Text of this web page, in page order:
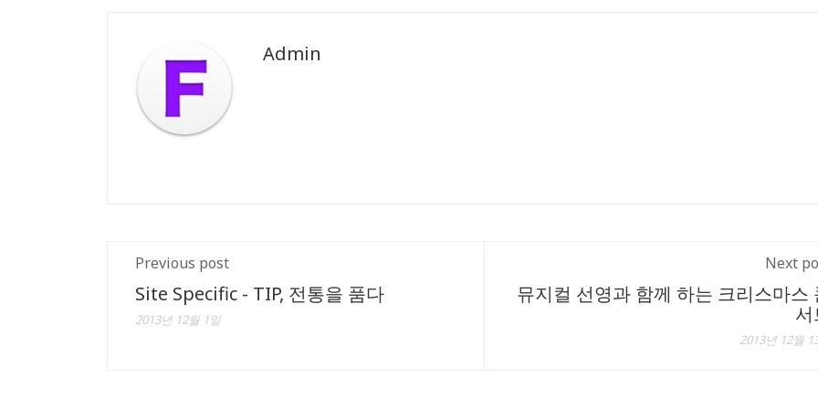
Admin
Previous post
Site Specific - TIP, 전통을 품다
2013년 12월 1일
Next
뮤지컬 선영과 함께 하는 크리스마스
서
2013년 12월